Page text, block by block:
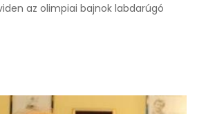
az olimpiai bajnok labdarúgó